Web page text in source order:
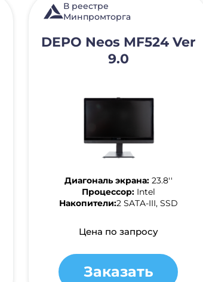
В реестре
Минпромторга
DEPO Neos MF524 Ver
9.0
Диагональ экрана:23.8''
Процессор:Intel
Накопители:2 SATA-III, SSD
Цена по запросу
Заказать